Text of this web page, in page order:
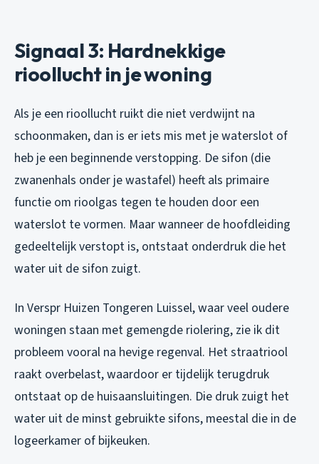
Signaal 3: Hardnekkige
rioollucht in je woning
Als je een rioollucht ruikt die niet verdwijnt na
schoonmaken, dan is er iets mis met je waterslot of
heb je een beginnende verstopping. De sifon (die
zwanenhals onder je wastafel) heeft als primaire
functie om rioolgas tegen te houden door een
waterslot te vormen. Maar wanneer de hoofdleiding
gedeeltelijk verstopt is, ontstaat onderdruk die het
water uit de sifon zuigt.
In Verspr Huizen Tongeren Luissel, waar veel oudere
woningen staan met gemengde riolering, zie ik dit
probleem vooral na hevige regenval. Het straatriool
raakt overbelast, waardoor er tijdelijk terugdruk
ontstaat op de huisaansluitingen. Die druk zuigt het
water uit de minst gebruikte sifons, meestal die in de
logeerkamer of bijkeuken.